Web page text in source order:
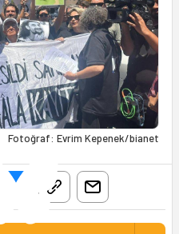
Fotoğraf: Evrim Kepenek/bianet